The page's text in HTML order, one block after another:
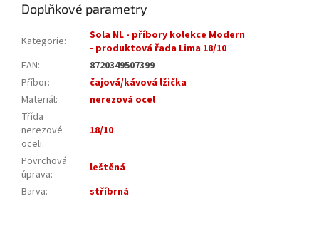
Doplňkové parametry
Kategorie:
Sola NL - příbory kolekce Modern
- produktová řada Lima 18/10
EAN:
8720349507399
Příbor:
čajová/kávová lžička
Materiál:
nerezová ocel
Třída
nerezové
oceli:
18/10
Povrchová
úprava:
leštěná
Barva: stříbrná